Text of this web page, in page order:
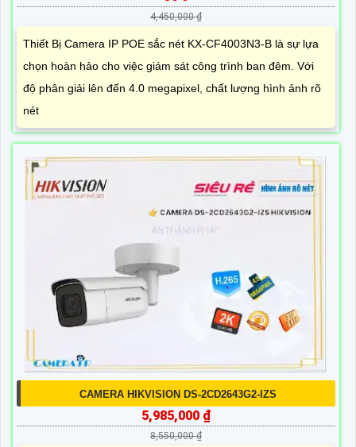
4,450,000 ₫
Thiết Bị Camera IP POE sắc nét KX-CF4003N3-B là sự lựa
chọn hoàn hảo cho việc giám sát công trình ban đêm. Với
độ phân giải lên đến 4.0 megapixel, chất lượng hình ảnh rõ
nét
CAMERA HIKVISION DS-2CD2643G2-IZS
5,985,000 ₫
8,550,000 ₫